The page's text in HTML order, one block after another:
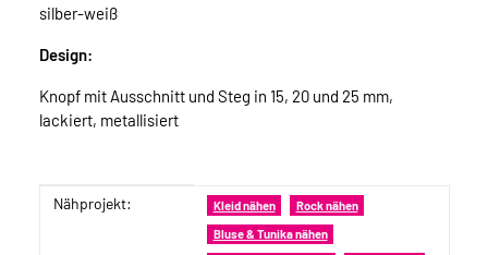
silber-weiß
Design:
Knopf mit Ausschnitt und Steg in 15, 20 und 25 mm,
lackiert, metallisiert
Produkteigenschaft
Wert
Nähprojekt: Kleid nähen Rock nähen
Bluse & Tunika nähen